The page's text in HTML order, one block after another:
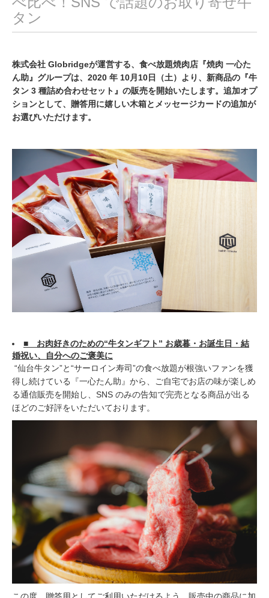
タン
株式会社 Globridgeが運営する、食べ放題焼肉店『焼肉 一心た
ん助』グループは、2020 年 10月10日（土）より、新商品の『牛
タン 3 種詰め合わせセット』の販売を開始いたします。追加オプ
ションとして、贈答用に嬉しい木箱とメッセージカードの追加が
お選びいただけます。
■ お肉好きのための“牛タンギフト” お歳暮・お誕生日・結
婚祝い、自分へのご褒美に
“仙台牛タン”と“サーロイン寿司”の食べ放題が根強いファンを獲
得し続けている『一心たん助』から、ご自宅でお店の味が楽しめ
る通信販売を開始し、SNS のみの告知で完売となる商品が出る
ほどのご好評をいただいております。